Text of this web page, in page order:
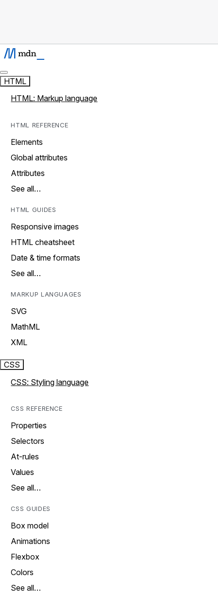
HTML
HTML: Markup language
HTML REFERENCE
Elements
Global attributes
Attributes
See all…
HTML GUIDES
Responsive images
HTML cheatsheet
Date & time formats
See all…
MARKUP LANGUAGES
SVG
MathML
XML
CSS
CSS: Styling language
CSS REFERENCE
Properties
Selectors
At-rules
Values
See all…
CSS GUIDES
Box model
Animations
Flexbox
Colors
See all…